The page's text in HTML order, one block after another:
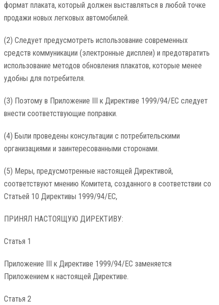
формат плаката, который должен выставляться в любой точке
продажи новых легковых автомобилей.
(2) Следует предусмотреть использование современных
средств коммуникации (электронные дисплеи) и предотвратить
использование методов обновления плакатов, которые менее
удобны для потребителя.
(3) Поэтому в Приложение III к Директиве 1999/94/EC следует
внести соответствующие поправки.
(4) Были проведены консультации с потребительскими
организациями и заинтересованными сторонами.
(5) Меры, предусмотренные настоящей Директивой,
соответствуют мнению Комитета, созданного в соответствии со
Статьей 10 Директивы 1999/94/EC,
ПРИНЯЛ НАСТОЯЩУЮ ДИРЕКТИВУ:
Статья 1
Приложение III к Директиве 1999/94/ЕС заменяется
Приложением к настоящей Директиве.
Статья 2